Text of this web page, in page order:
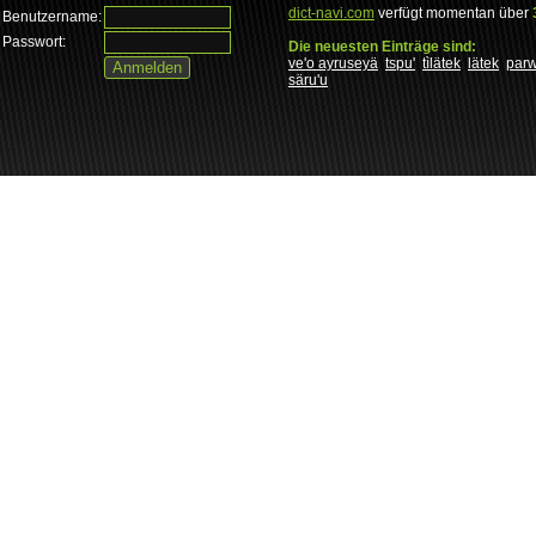
Benutzername:
Passwort:
dict-navi.com verfügt momentan über
Die neuesten Einträge sind:
ve'o ayruseyä tspu' tìlätek lätek
säru'u